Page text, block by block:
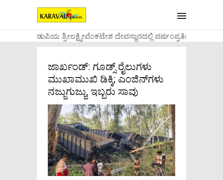
....ಉಡುಪಿಯ ಶ್ರೀಲಕ್ಷ್ಮೀವೆ೦ಕಟೇಶ ದೇವಸ್ಥಾನದಲ್ಲಿ ವರ್ಷ೦ಪ್ರತಿಯ
ಜಾರ್ಖಂಡ್: ಗೂಡ್ಸ್​ ರೈಲುಗಳು
ಮುಖಾಮುಖಿ ಡಿಕ್ಕಿ; ಎಂಜಿನ್​ಗಳು
ನಜ್ಜುಗುಜ್ಜು, ಇಬ್ಬರು ಸಾವು